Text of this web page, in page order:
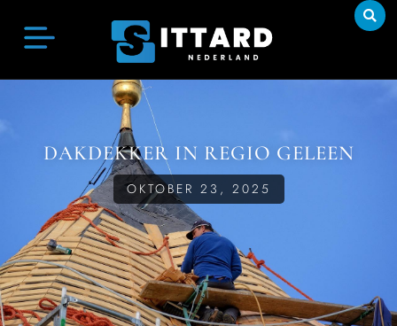
DAKDEKKER IN REGIO GELEEN
OKTOBER 23, 2025